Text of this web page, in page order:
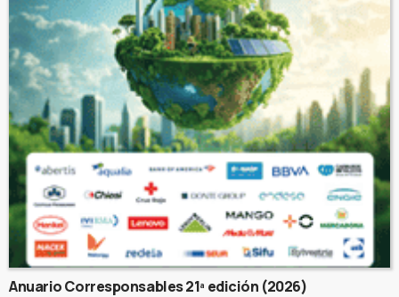
Anuario Corresponsables 21ª edición (2026)